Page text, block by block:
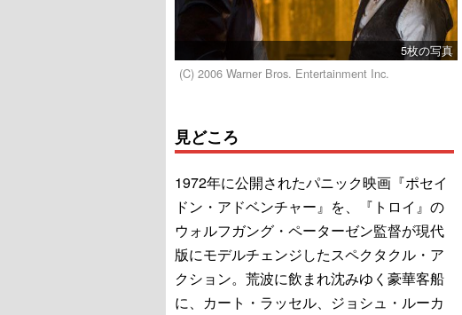
5枚の写真
(C) 2006 Warner Bros. Entertainment Inc.
見どころ
1972年に公開されたパニック映画『ポセイ
ドン・アドベンチャー』を、『トロイ』の
ウォルフガング・ペーターゼン監督が現代
版にモデルチェンジしたスペクタクル・ア
クション。荒波に飲まれ沈みゆく豪華客船
に、カート・ラッセル、ジョシュ・ルーカ